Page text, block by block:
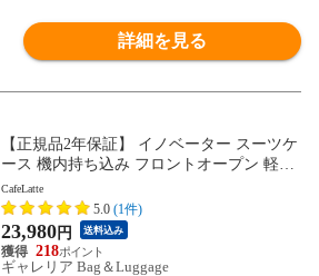
詳細を見る
【正規品2年保証】 イノベーター スーツケ
ース 機内持ち込み フロントオープン 軽量
innovator キャリーケース ブランド 小さめ
Sサイズ ストッパー TSAロック 3泊 4泊 38
L Extreme Journey Cabin INV50
CafeLatte
5.0 (1件)
23,980円 送料込み
218
ギャレリア Bag＆Luggage